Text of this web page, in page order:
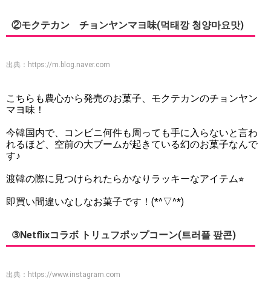
②モクテカン チョンヤンマヨ味(먹태깡 청양마요맛)
出典： https://m.blog.naver.com
こちらも農心から発売のお菓子、モクテカンのチョンヤン
マヨ味！
今韓国内で、コンビニ何件も周っても手に入らないと言わ
れるほど、空前の大ブームが起きている幻のお菓子なんで
す♪
渡韓の際に見つけられたらかなりラッキーなアイテム⭐︎
即買い間違いなしなお菓子です！(*^▽^*)
③Netflixコラボ トリュフポップコーン(트러플 팦콘)
出典： https://www.instagram.com